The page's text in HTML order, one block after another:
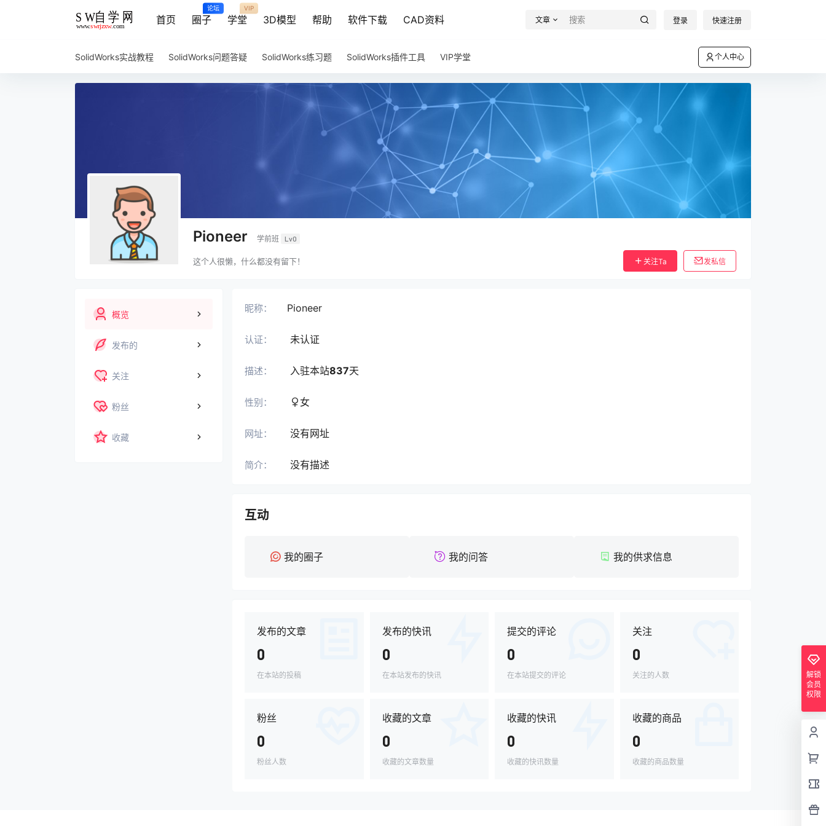
首页 圈子
论坛
学堂
VIP
3D模型 帮助 软件下载 CAD资料 文章 登录 快速注册
SolidWorks实战教程 SolidWorks问题答疑 SolidWorks练习题 SolidWorks插件工具 VIP学堂 个人中心
Pioneer 学前班 Lv0
这个人很懒，什么都没有留下！ 关注Ta 发私信
概览
发布的
关注
粉丝
收藏
昵称： Pioneer
认证： 未认证
描述： 入驻本站837天
性别： 女
网址： 没有网址
简介： 没有描述
互动
我的圈子 我的问答 我的供求信息
发布的文章
0
在本站的投稿
发布的快讯
0
在本站发布的快讯
提交的评论
0
在本站提交的评论
关注
0
关注的人数
粉丝
0
粉丝人数
收藏的文章
0
收藏的文章数量
收藏的快讯
0
收藏的快讯数量
收藏的商品
0
收藏的商品数量
解锁
会员
权限